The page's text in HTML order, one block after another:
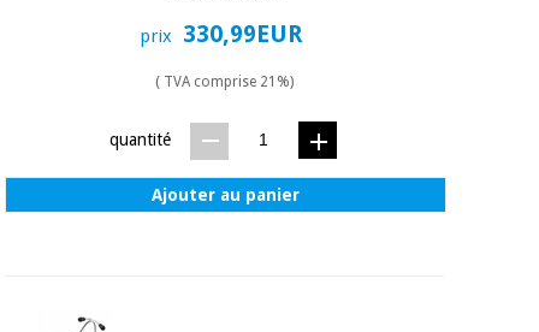
prix 330,99EUR
( TVA comprise 21%)
quantité
Ajouter au panier